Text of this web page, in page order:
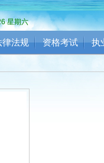
星期六
律法规 资格考试 执